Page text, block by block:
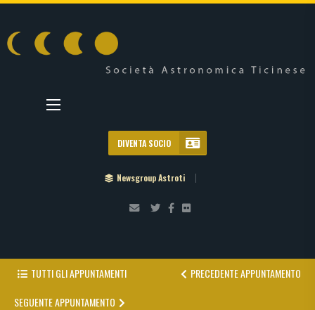
DIVENTA SOCIO
Newsgroup Astroti
TUTTI GLI APPUNTAMENTI
PRECEDENTE APPUNTAMENTO
SEGUENTE APPUNTAMENTO